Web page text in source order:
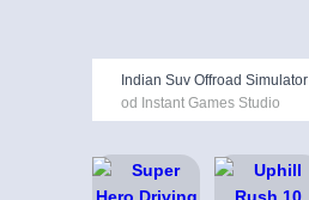
Indian Suv Offroad Simulator
od Instant Games Studio